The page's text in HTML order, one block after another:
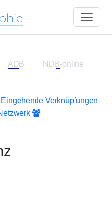
ADB NDB-online
Eingehende Verknüpfungen